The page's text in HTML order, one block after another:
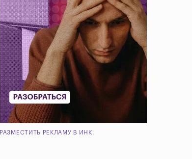
РАЗМЕСТИТЬ РЕКЛАМУ В ИНК.